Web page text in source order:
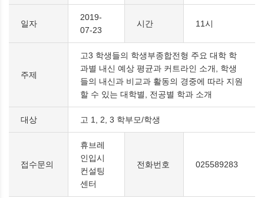
일자
2019-
07-23
시간 11시
주제
고3 학생들의 학생부종합전형 주요 대학 학
과별 내신 예상 평균과 커트라인 소개, 학생
들의 내신과 비교과 활동의 경중에 따라 지원
할 수 있는 대학별, 전공별 학과 소개
대상 고 1, 2, 3 학부모/학생
접수문의
휴브레
인입시
컨설팅
센터
전화번호 025589283